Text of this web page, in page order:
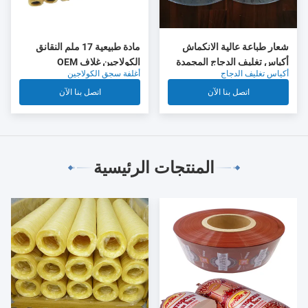
شعار طباعة عالية الانكماش
أكياس تغليف الدجاج المجمدة
أكياس تغليف الدجاج
اتصل بنا الآن
مادة طبيعية 17 ملم النقانق
الكولاجين غلاف OEM
أغلفة سجق الكولاجين
اتصل بنا الآن
المنتجات الرئيسية